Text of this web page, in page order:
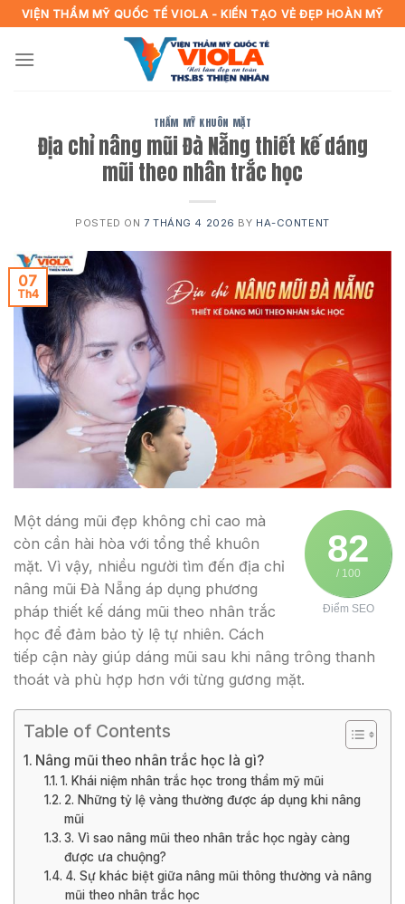
Skip
to
content
VIỆN THẨM MỸ QUỐC TẾ VIOLA - KIẾN TẠO VẺ ĐẸP HOÀN MỸ
THẨM MỸ KHUÔN MẶT
Địa chỉ nâng mũi Đà Nẵng thiết kế dáng
mũi theo nhân trắc học
POSTED ON 7 THÁNG 4 2026 BY HA-CONTENT
07
Th4
82
/ 100
Điểm SEO
Một dáng mũi đẹp không chỉ cao mà
còn cần hài hòa với tổng thể khuôn
mặt. Vì vậy, nhiều người tìm đến địa chỉ
nâng mũi Đà Nẵng áp dụng phương
pháp thiết kế dáng mũi theo nhân trắc
học để đảm bảo tỷ lệ tự nhiên. Cách
tiếp cận này giúp dáng mũi sau khi nâng trông thanh
thoát và phù hợp hơn với từng gương mặt.
Table of Contents
Nâng mũi theo nhân trắc học là gì?
1. Khái niệm nhân trắc học trong thẩm mỹ mũi
2. Những tỷ lệ vàng thường được áp dụng khi nâng
mũi
3. Vì sao nâng mũi theo nhân trắc học ngày càng
được ưa chuộng?
4. Sự khác biệt giữa nâng mũi thông thường và nâng
mũi theo nhân trắc học